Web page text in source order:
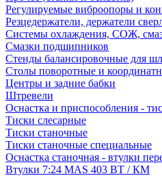
Регулируемые виброопоры и
Резцедержатели, держатели
Системы охлаждения, СОЖ,
Смазки подшипников
Стенды балансировочные для
Столы поворотные и
Центры и задние бабки
Штревели
Оснастка и приспособления -
Тиски слесарные
Тиски станочные
Тиски станочные специальные
Оснастка станочная - втулки
Втулки 7:24 MAS 403 BT / КМ